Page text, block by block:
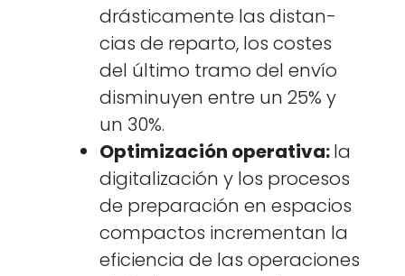
drás­ti­ca­mente las dis­tan­
cias de repar­to, los costes
del últi­mo tramo del envío
dis­min­uyen entre un 25% y
un 30%.
Opti­mización oper­a­ti­va:la
dig­i­tal­ización y los pro­ce­sos
de preparación en espa­cios
com­pactos incre­men­tan la
efi­cien­cia de las opera­ciones